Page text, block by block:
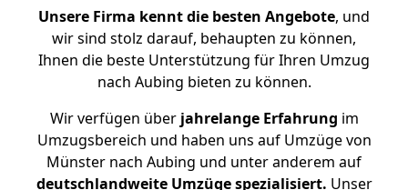
Unsere Firma kennt die besten Angebote, und
wir sind stolz darauf, behaupten zu können,
Ihnen die beste Unterstützung für Ihren Umzug
nach Aubing bieten zu können.
Wir verfügen überjahrelange Erfahrung im
Umzugsbereich und haben uns auf Umzüge von
Münster nach Aubing und unter anderem auf
deutschlandweite Umzüge spezialisiert. Unser